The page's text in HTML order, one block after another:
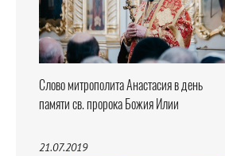
Слово митрополита Анастасия в день
памяти св. пророка Божия Илии
21.07.2019